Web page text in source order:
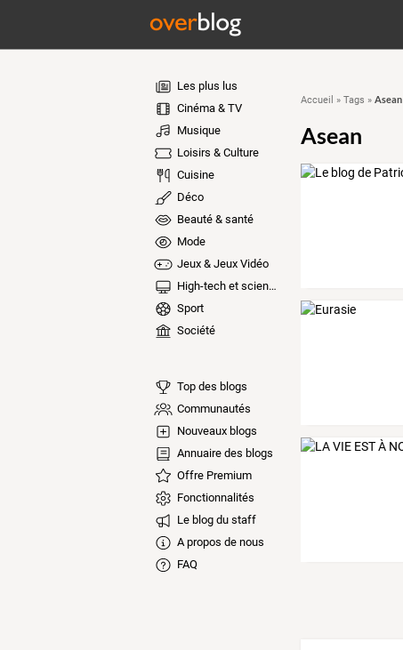
Les plus lus
Cinéma & TV
Musique
Loisirs & Culture
Cuisine
Déco
Beauté & santé
Mode
Jeux & Jeux Vidéo
High-tech et sciences
Sport
Société
Top des blogs
Communautés
Nouveaux blogs
Annuaire des blogs
Offre Premium
Fonctionnalités
Le blog du staff
A propos de nous
FAQ
Accueil » Tags » Asean
Asean